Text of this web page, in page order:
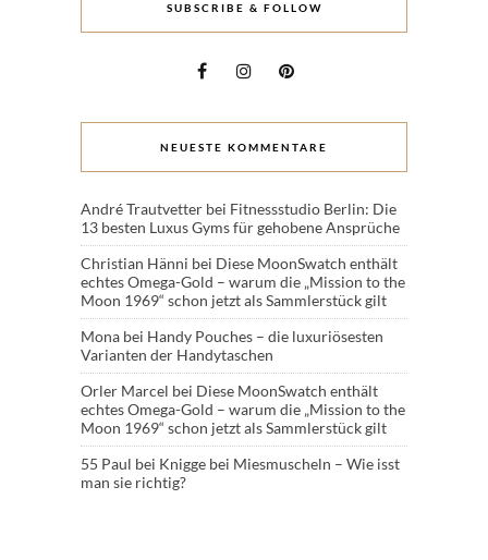
SUBSCRIBE & FOLLOW
NEUESTE KOMMENTARE
André Trautvetter bei Fitnessstudio Berlin: Die
13 besten Luxus Gyms für gehobene Ansprüche
Christian Hänni bei Diese MoonSwatch enthält
echtes Omega-Gold – warum die „Mission to the
Moon 1969“ schon jetzt als Sammlerstück gilt
Mona bei Handy Pouches – die luxuriösesten
Varianten der Handytaschen
Orler Marcel bei Diese MoonSwatch enthält
echtes Omega-Gold – warum die „Mission to the
Moon 1969“ schon jetzt als Sammlerstück gilt
55 Paul bei Knigge bei Miesmuscheln – Wie isst
man sie richtig?